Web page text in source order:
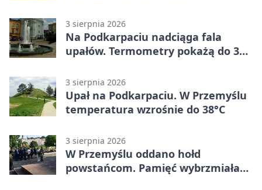
3 sierpnia 2026
Na Podkarpaciu nadciąga fala
upałów. Termometry pokażą do 36
3 sierpnia 2026
Upał na Podkarpaciu. W Przemyślu
temperatura wzrośnie do 38°C
3 sierpnia 2026
W Przemyślu oddano hołd
powstańcom. Pamięć wybrzmiała